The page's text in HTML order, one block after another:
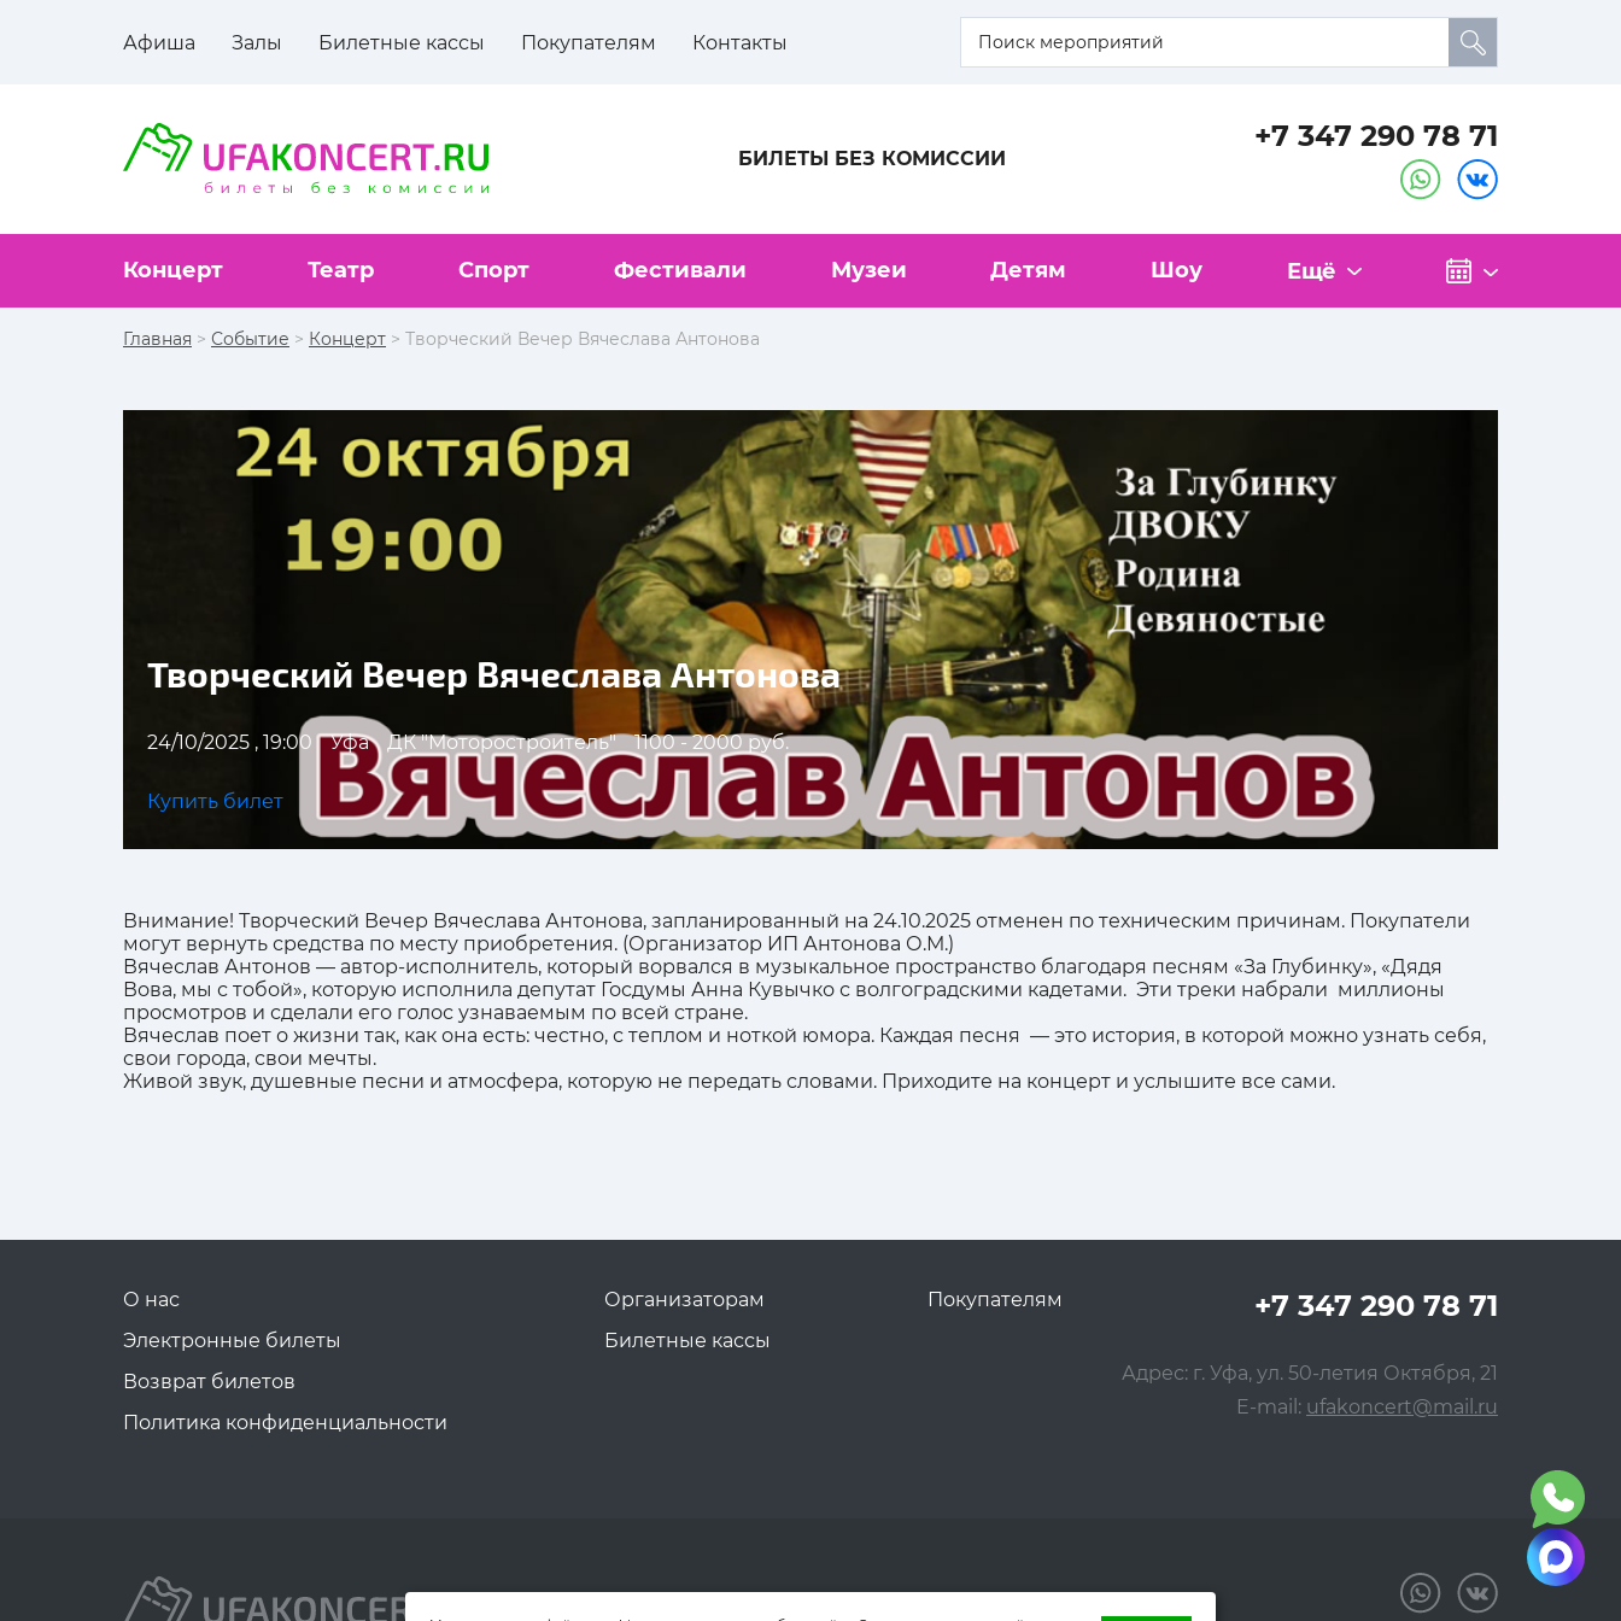
Афиша Залы Билетные кассы Покупателям Контакты
БИЛЕТЫ БЕЗ КОМИССИИ
+7 347 290 78 71
Концерт Театр Спорт Фестивали Музеи Детям Шоу Ещё
Главная > Событие > Концерт > Творческий Вечер Вячеслава Антонова
Творческий Вечер Вячеслава Антонова
24/10/2025 , 19:00 Уфа ДК "Моторостроитель" 1100 - 2000 руб.
Купить билет
Внимание! Творческий Вечер Вячеслава Антонова, запланированный на 24.10.2025 отменен по техническим причинам. Покупатели
могут вернуть средства по месту приобретения. (Организатор ИП Антонова О.М.)
Вячеслав Антонов — автор-исполнитель, который ворвался в музыкальное пространство благодаря песням «За Глубинку», «Дядя
Вова, мы с тобой», которую исполнила депутат Госдумы Анна Кувычко с волгоградскими кадетами. Эти треки набрали миллионы
просмотров и сделали его голос узнаваемым по всей стране.
Вячеслав поет о жизни так, как она есть: честно, с теплом и ноткой юмора. Каждая песня — это история, в которой можно узнать себя,
свои города, свои мечты.
Живой звук, душевные песни и атмосфера, которую не передать словами. Приходите на концерт и услышите все сами.
О нас
Электронные билеты
Возврат билетов
Политика конфиденциальности
Организаторам
Билетные кассы
Покупателям +7 347 290 78 71
Адрес: г. Уфа, ул. 50-летия Октября, 21
E-mail: ufakoncert@mail.ru